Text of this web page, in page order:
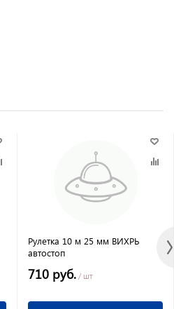
Рулетка 10 м 25 мм ВИХРЬ
автостоп
710 руб. / шт